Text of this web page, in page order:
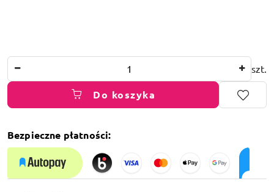
szt.
Do koszyka
Bezpieczne płatności:
Dostępność